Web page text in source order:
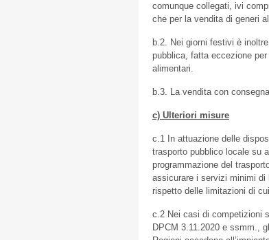
comunque collegati, ivi
che per la vendita di generi
b.2. Nei giorni festivi è
pubblica, fatta eccezione
alimentari.
b.3. La vendita con
c) Ulteriori misure
c.1 In attuazione delle
trasporto pubblico locale su
programmazione del
assicurare i servizi minimi di
rispetto delle limitazioni di
c.2 Nei casi di competizioni
DPCM 3.11.2020 e ssmm.,